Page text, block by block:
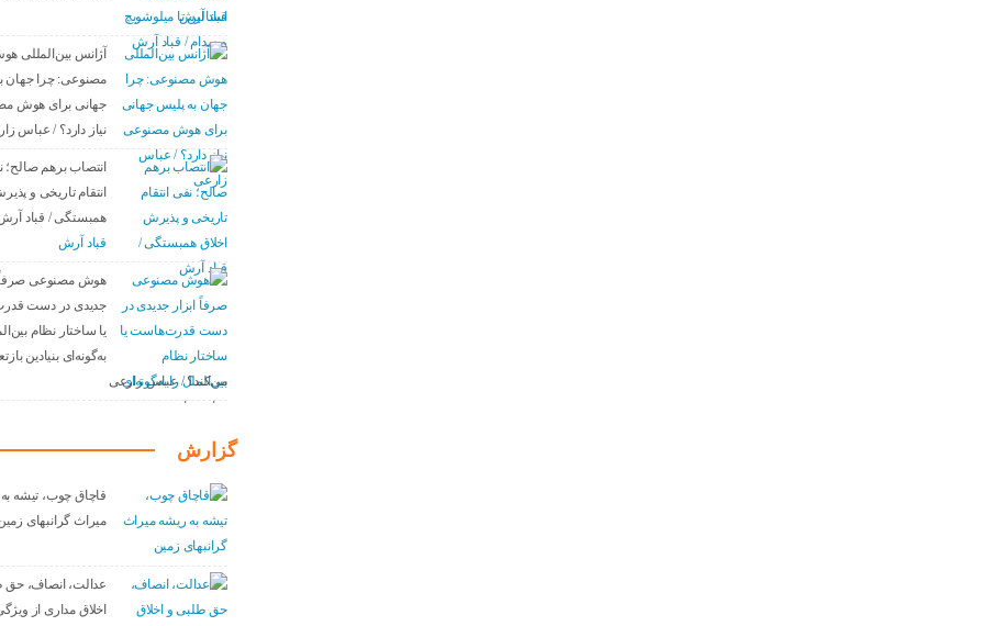
قباد آرش
آژانس بین‌المللی
مصنوعی: چرا جهان
جهانی برای هوش
نیاز دارد؟ / عباس
انتصاب برهم صالح؛
انتقام تاریخی و
همبستگی / قباد
قباد آرش
هوش مصنوعی صرفاً
جدیدی در دست
یا ساختار نظام
به‌گونه‌ای بنیادین
می‌کند؟ / عباس زارعی
گزارش
قاچاق چوب، تیشه
میراث گرانبهای
عدالت، انصاف، حق
اخلاق مداری از